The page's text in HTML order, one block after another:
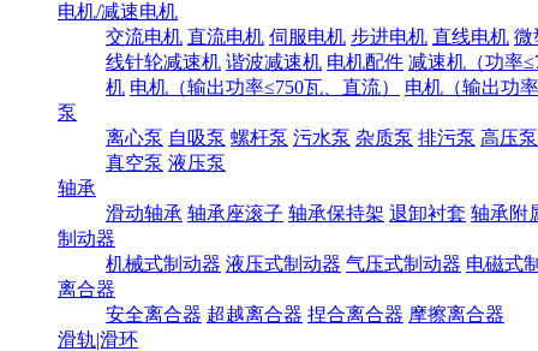
电机/减速电机
交流电机 直流电机 伺服电机 步进电机 直线电机 微
线针轮减速机 谐波减速机 电机配件 减速机（功率
机 电机（输出功率≤750瓦、直流）
电机（输出功
泵
离心泵 自吸泵 螺杆泵 污水泵 杂质泵 排污泵 高压泵
真空泵 液压泵
轴承
滑动轴承 轴承座滚子 轴承保持架 退卸衬套 轴承附
制动器
机械式制动器 液压式制动器 气压式制动器 电磁式
离合器
安全离合器 超越离合器 捏合离合器 摩擦离合器
滑轨|滑环